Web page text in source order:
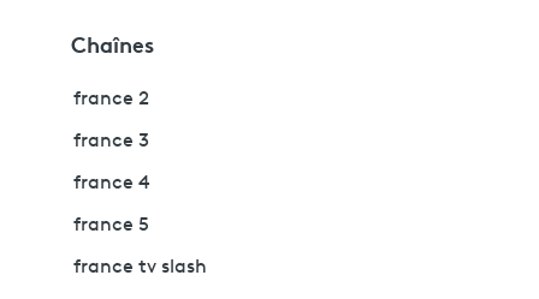
Chaînes
france 2
france 3
france 4
france 5
france tv slash